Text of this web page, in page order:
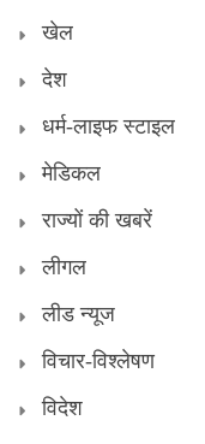
खेल
देश
धर्म-लाइफ स्टाइल
मेडिकल
राज्यों की खबरें
लीगल
लीड न्यूज
विचार-विश्लेषण
विदेश